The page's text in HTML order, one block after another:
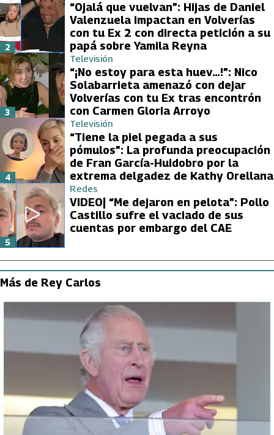
“Ojalá que vuelvan”: Hijas de Daniel
Valenzuela impactan en Volverías
con tu Ex 2 con directa petición a su
papá sobre Yamila Reyna
2
Televisión
“¡No estoy para esta huev…!”: Nico
Solabarrieta amenazó con dejar
Volverías con tu Ex tras encontrón
con Carmen Gloria Arroyo
3
Televisión
“Tiene la piel pegada a sus
pómulos”: La profunda preocupación
de Fran García-Huidobro por la
extrema delgadez de Kathy Orellana
4
Redes
VIDEO| “Me dejaron en pelota”: Pollo
Castillo sufre el vaciado de sus
cuentas por embargo del CAE
5
Más de Rey Carlos